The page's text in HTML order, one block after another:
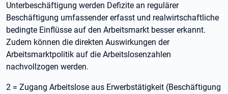
Unterbeschäftigung werden Defizite an regulärer
Beschäftigung umfassender erfasst und realwirtschaftliche
bedingte Einflüsse auf den Arbeitsmarkt besser erkannt.
Zudem können die direkten Auswirkungen der
Arbeitsmarktpolitik auf die Arbeitslosenzahlen
nachvollzogen werden.
2 = Zugang Arbeitslose aus Erwerbstätigkeit (Beschäftigung